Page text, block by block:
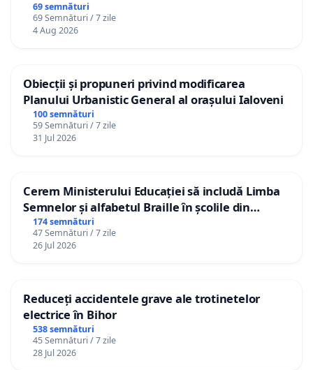
69 semnături
69 Semnături / 7 zile
4 Aug 2026
Obiecții și propuneri privind modificarea
Planului Urbanistic General al orașului Ialoveni
100 semnături
59 Semnături / 7 zile
31 Jul 2026
Cerem Ministerului Educației să includă Limba
Semnelor și alfabetul Braille în școlile din
Republica Moldova!
174 semnături
47 Semnături / 7 zile
26 Jul 2026
Reduceți accidentele grave ale trotinetelor
electrice în Bihor
538 semnături
45 Semnături / 7 zile
28 Jul 2026